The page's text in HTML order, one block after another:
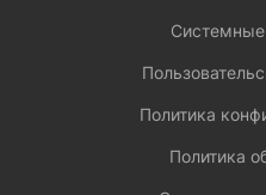
Системные
Политика
Политика